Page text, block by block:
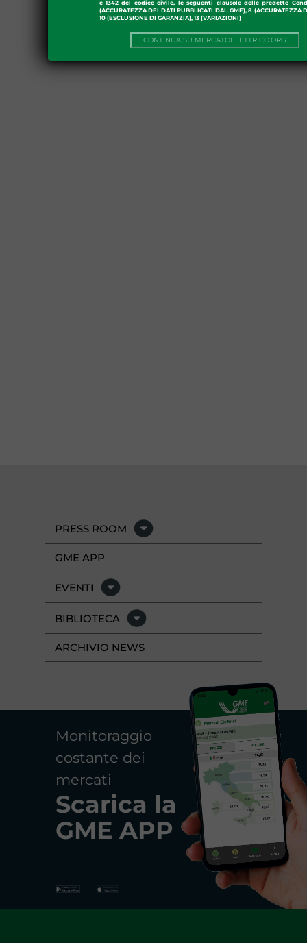
e 1342 del codice civile, le seguenti clausole delle predette
(ACCURATEZZA DEI DATI PUBBLICATI DAL GME), 8 (ACCURATEZZA
10 (ESCLUSIONE DI GARANZIA), 13 (VARIAZIONI)
CONTINUA SU MERCATOELETTRICO.ORG
PRESS ROOM
GME APP
EVENTI
BIBLIOTECA
ARCHIVIO NEWS
Monitoraggio
costante dei
mercati
Scarica la
GME APP